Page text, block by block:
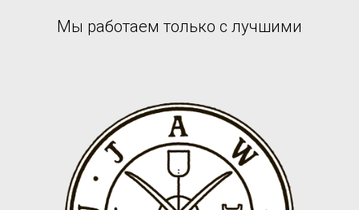
Мы работаем только с лучшими